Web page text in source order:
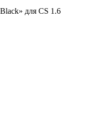
для CS 1.6